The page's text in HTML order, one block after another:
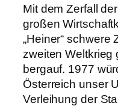
Mit dem Zerfall
großen
„Heiner“ schwere
zweiten Weltkrieg
bergauf. 1977
Österreich unser
Verleihung der